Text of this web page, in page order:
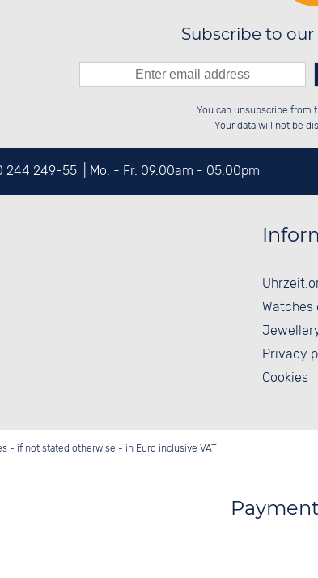
Subscribe to
██░░██░░██░░░░░░░░░░██░░██░░██░░
██████░░██████░░░░████░░██████░░
██░░██░░██░░██░░██░░░░░░░░░░██░░
You can unsubscribe from
Your data will not be
244 249-55 | Mo. - Fr. 09.00am - 05.00pm
Watches
Privacy
Cookies
- if not stated otherwise - in Euro inclusive VAT